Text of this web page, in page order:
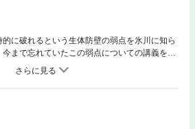
に破れるという生体防壁の弱点を氷川に知ら
まで忘れていたこの弱点についての講義を思
りの手を利用してきた氷川によって傷を負わさ
屋上へ氷川を導き出したバーディーは反撃を開